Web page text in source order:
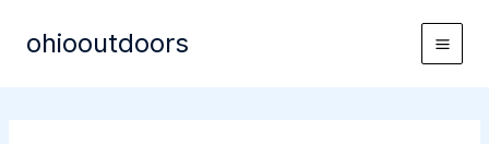
Inhaltohiooutdoors
Main